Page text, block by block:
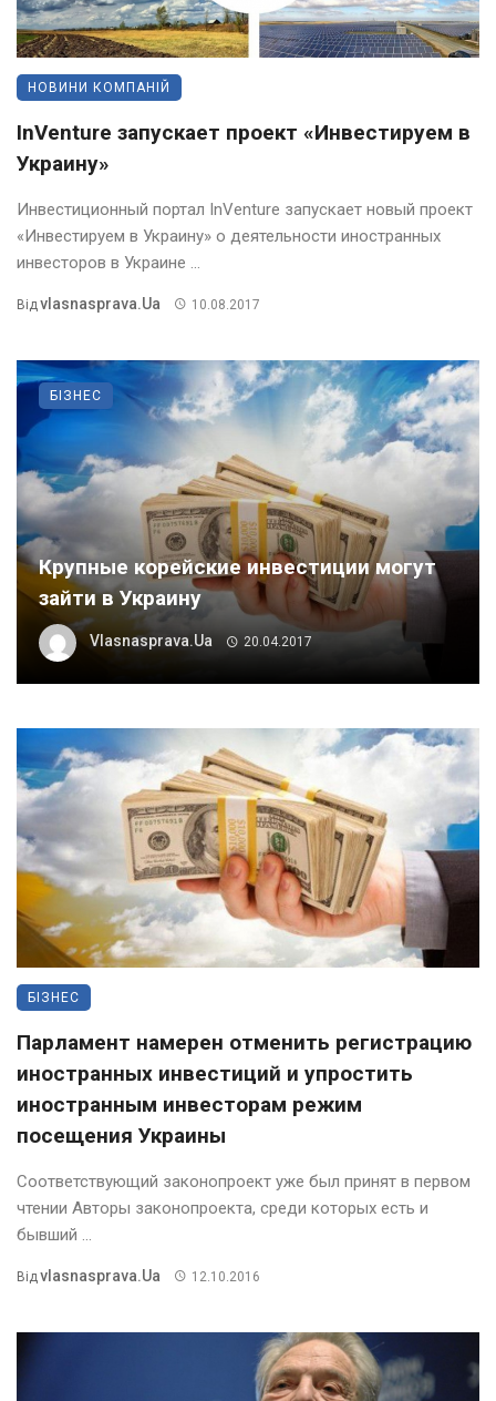
НОВИНИ КОМПАНІЙ
InVenture запускает проект «Инвестируем в
Украину»
Инвестиционный портал InVenture запускает новый проект
«Инвестируем в Украину» о деятельности иностранных
инвесторов в Украине ...
Від Vlasnasprava.ua 10.08.2017
Крупные корейские инвестиции могут
зайти в Украину
Vlasnasprava.ua 20.04.2017
БІЗНЕС
БІЗНЕС
Парламент намерен отменить регистрацию
иностранных инвестиций и упростить
иностранным инвесторам режим
посещения Украины
Соответствующий законопроект уже был принят в первом
чтении Авторы законопроекта, среди которых есть и
бывший ...
Від Vlasnasprava.ua 12.10.2016